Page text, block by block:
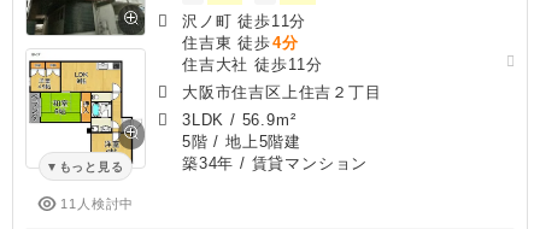
もっと見る
11人検討中
沢ノ町 徒歩11分
住吉東 徒歩4分
住吉大社 徒歩11分
大阪市住吉区上住吉２丁目
3LDK / 56.9m²
5階 / 地上5階建
築34年 / 賃貸マンション